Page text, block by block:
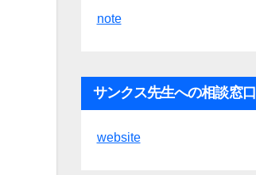
note
サンクス先生への相談窓口
website